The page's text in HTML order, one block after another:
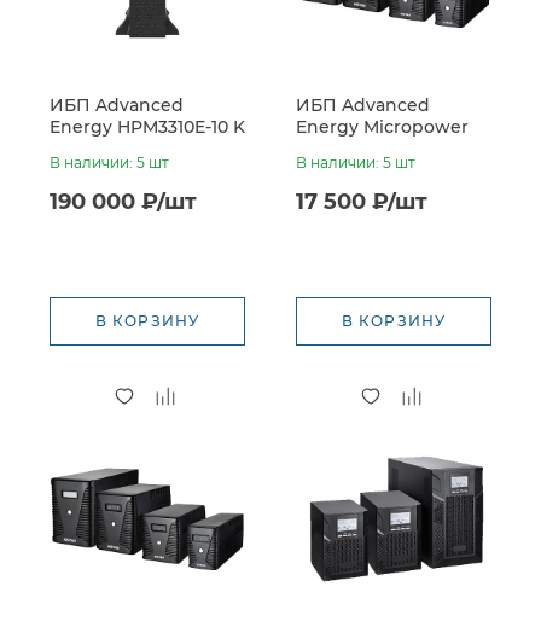
ИБП Advanced
Energy HPM3310E-10 K
В наличии: 5 шт
190 000 ₽/шт
В КОРЗИНУ
ИБП Advanced
Energy Micropower
индикация)
В наличии: 5 шт
17 500 ₽/шт
В КОРЗИНУ